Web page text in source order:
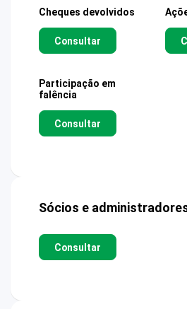
Cheques devolvidos
Consultar
Participação em
falência
Consultar
Sócios e
Consultar